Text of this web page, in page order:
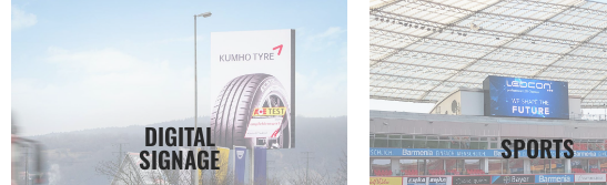
DIGITAL
SIGNAGE
Entdecken Sie die Möglichkeiten, die
Ihnen Digital Signage System vom
LEDCON bieten.
Unsere Projekte
SPORTS
Besser Bildqualität,
Technik, Support & mehr
des Sportmarketings.
Unsere Projekte